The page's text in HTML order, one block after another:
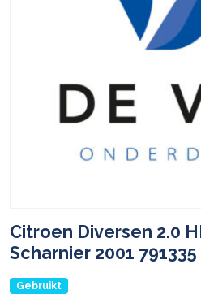
Citroen Diversen 2.0
Scharnier 2001 791335
Gebruikt